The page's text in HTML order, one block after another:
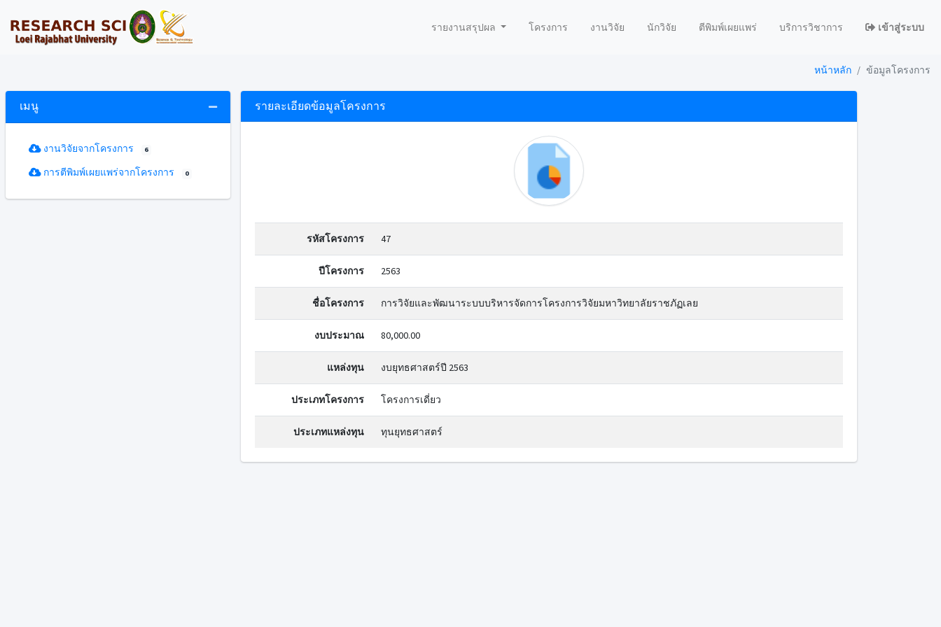
รายงานสรุปผล โครงการ งานวิจัย นักวิจัย ตีพิมพ์เผยแพร่ บริการวิชาการ เข้าสู่ระบบ
หน้าหลัก ข้อมูลโครงการ
เมนู
งานวิจัยจากโครงการ 6
การตีพิมพ์เผยแพร่จากโครงการ 0
รายละเอียดข้อมูลโครงการ
รหัสโครงการ 47
ปีโครงการ 2563
ชื่อโครงการ การวิจัยและพัฒนาระบบบริหารจัดการโครงการวิจัยมหาวิทยาลัยราชภัฏเลย
งบประมาณ 80,000.00
แหล่งทุน งบยุทธศาสตร์ปี 2563
ประเภทโครงการ โครงการเดี่ยว
ประเภทแหล่งทุน ทุนยุทธศาสตร์